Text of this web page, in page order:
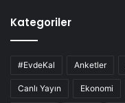
Kategoriler
#EvdeKal Anketler
Canlı Yayın Ekonomi